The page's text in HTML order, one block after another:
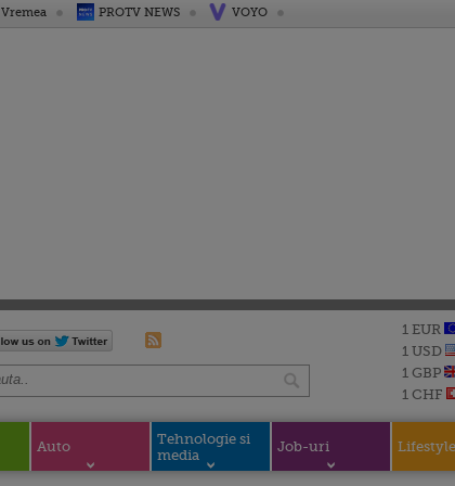
Vremea PROTV NEWS VOYO
1 EUR
1 USD
1 GBP
1 CHF
Auto
Tehnologie si
media
Job-uri Lifestyle